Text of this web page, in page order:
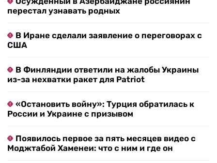
перестал узнавать родных
В Иране сделали заявление о переговорах с
США
В Финляндии ответили на жалобы Украины
из-за нехватки ракет для Patriot
«Остановить войну»: Турция обратилась к
России и Украине с призывом
Появилось первое за пять месяцев видео с
Моджтабой Хаменеи: что с ним и где он